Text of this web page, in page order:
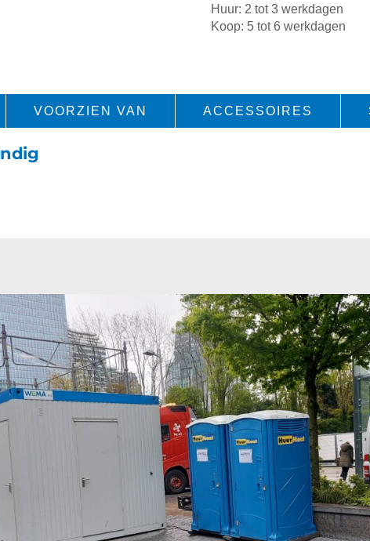
Huur: 2 tot 3 werkdagen
Koop: 5 tot 6 werkdagen
VOORZIEN VAN ACCESSOIRES